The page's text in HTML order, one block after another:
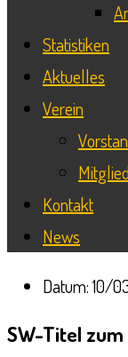
Statistiken
Aktuelles
Verein
Kontakt
News
Datum:10/
SW-Titel